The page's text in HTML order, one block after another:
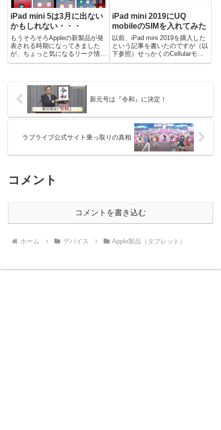
iPad mini 5は3月に出ない
かもしれない・・・
もうそろそろAppleの新製品が発
表される時期になってきました
が、ちょっと気になるリーク情報
が見つかったのでまとめてみま
チのリークです。以上の記事によ
ると、現在のiPa...
iPad mini 2019にUQ
mobileのSIMを入れてみた
以前、iPad mini 2019を購入した
という記事を書いたのですが（以
下参照）せっかくのCellularモデ
ルを購入したので、SIM入れて運
新元号は『令和』に決定！
ラブライブ公式サイト乗っ取りの真相
コメント
コメントを書き込む
ホーム デバイス Apple製品（タブレット）